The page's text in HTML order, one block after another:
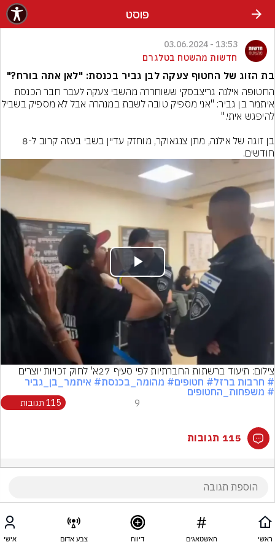
פוסט
13:53 - 03.06.2024
חדשות מהשטח בטלגרם
בת הזוג של החטוף צעקה לבן גביר בכנסת: "לאן אתה בורח?"
חודשים.
Play
Video
צילום: תיעוד ברשתות החברתיות לפי סעיף 27א' לחוק זכויות יוצרים
# חרבות ברזל# חטופים# מהומה_בכנסת# איתמר_בן_גביר
# משפחות_החטופים
9 115 תגובות
115 תגובות
ראשי האשטאגים דיווח צבע אדום אישי